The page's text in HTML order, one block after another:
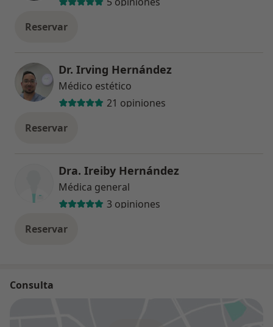
Reservar
Dr. Irving Hernández
Médico estético
21 opiniones
Reservar
Dra. Ireiby Hernández
Médica general
3 opiniones
Reservar
Consulta